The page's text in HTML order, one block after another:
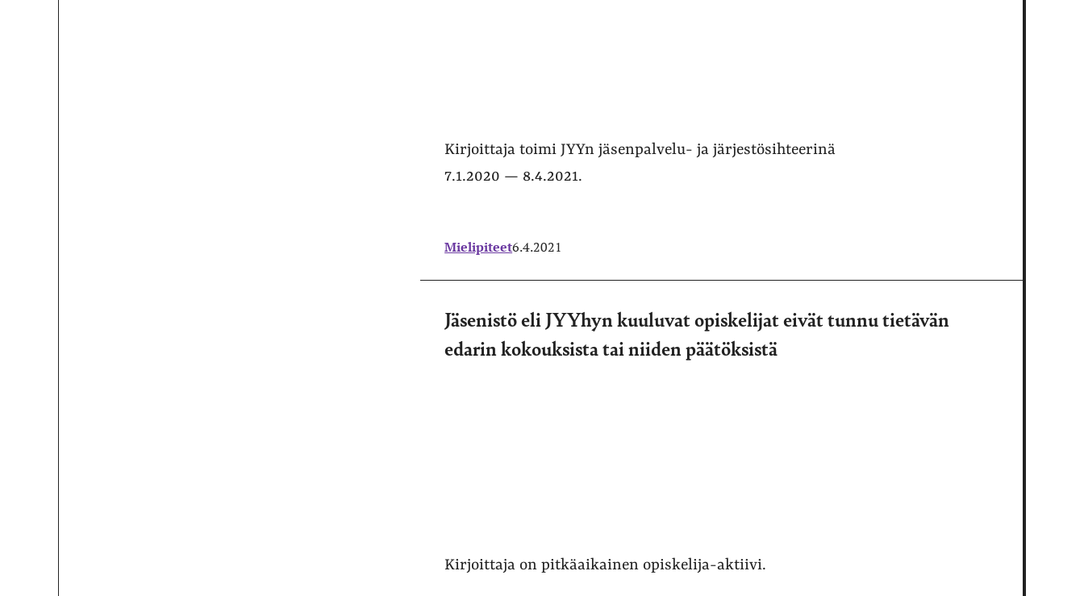
Kirjoittaja toimi JYYn jäsenpalvelu- ja järjestösihteerinä
7.1.2020 — 8.4.2021.
Mielipiteet6.4.2021
Jäsenistö eli JYYhyn kuuluvat opiskelijat eivät tunnu tietävän
edarin kokouksista tai niiden päätöksistä
Kirjoittaja on pitkäaikainen opiskelija-aktiivi.